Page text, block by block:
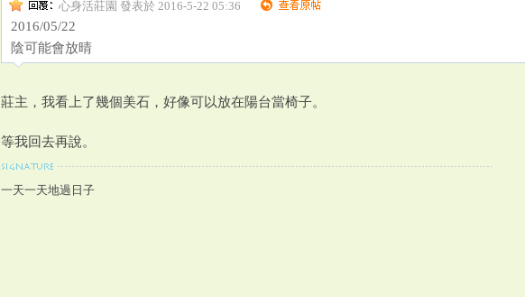
心身活莊園 發表於 2016-5-22 05:36
2016/05/22
陰可能會放晴
莊主，我看上了幾個美石，好像可以放在陽台當椅子。
等我回去再說。
一天一天地過日子